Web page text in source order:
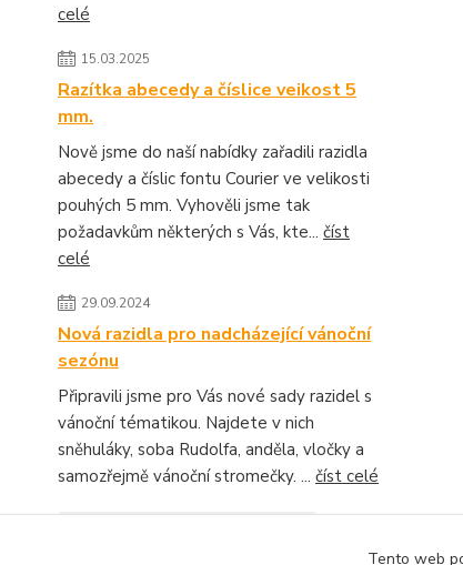
celé
15.03.2025
Razítka abecedy a číslice veikost 5
mm.
Nově jsme do naší nabídky zařadili razidla
abecedy a číslic fontu Courier ve velikosti
pouhých 5 mm. Vyhověli jsme tak
požadavkům některých s Vás, kte... číst
celé
29.09.2024
Nová razidla pro nadcházející vánoční
sezónu
Připravili jsme pro Vás nové sady razidel s
vánoční tématikou. Najdete v nich
sněhuláky, soba Rudolfa, anděla, vločky a
samozřejmě vánoční stromečky. ... číst celé
Tento web